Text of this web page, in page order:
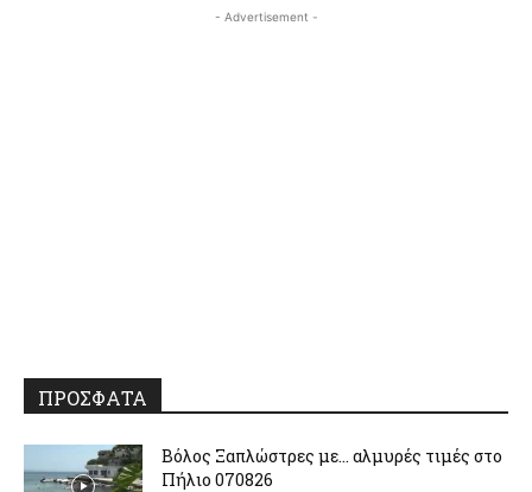
- Advertisement -
ΠΡΟΣΦΑΤΑ
Βόλος Ξαπλώστρες με… αλμυρές τιμές στο
Πήλιο 070826